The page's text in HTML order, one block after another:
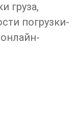
груза,
погрузки-